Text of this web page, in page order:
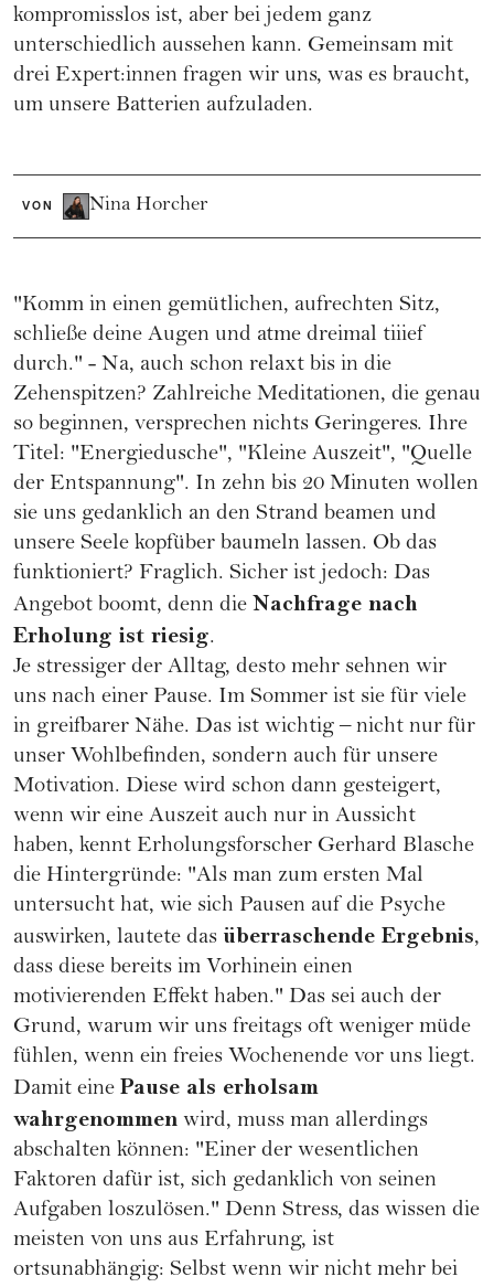
kompromisslos ist, aber bei jedem ganz
unterschiedlich aussehen kann. Gemeinsam mit
drei Expert:innen fragen wir uns, was es braucht,
um unsere Batterien aufzuladen.
VON Nina Horcher
"Komm in einen gemütlichen, aufrechten Sitz,
schließe deine Augen und atme dreimal tiiief
durch." - Na, auch schon relaxt bis in die
Zehenspitzen? Zahlreiche Meditationen, die genau
so beginnen, versprechen nichts Geringeres. Ihre
Titel: "Energiedusche", "Kleine Auszeit", "Quelle
der Entspannung". In zehn bis 20 Minuten wollen
sie uns gedanklich an den Strand beamen und
unsere Seele kopfüber baumeln lassen. Ob das
funktioniert? Fraglich. Sicher ist jedoch: Das
Angebot boomt, denn die Nachfrage nach
Erholung ist riesig.
Je stressiger der Alltag, desto mehr sehnen wir
uns nach einer Pause. Im Sommer ist sie für viele
in greifbarer Nähe. Das ist wichtig – nicht nur für
unser Wohlbefinden, sondern auch für unsere
Motivation. Diese wird schon dann gesteigert,
wenn wir eine Auszeit auch nur in Aussicht
haben, kennt Erholungsforscher Gerhard Blasche
die Hintergründe: "Als man zum ersten Mal
untersucht hat, wie sich Pausen auf die Psyche
auswirken, lautete das überraschende Ergebnis,
dass diese bereits im Vorhinein einen
motivierenden Effekt haben." Das sei auch der
Grund, warum wir uns freitags oft weniger müde
fühlen, wenn ein freies Wochenende vor uns liegt.
Damit eine Pause als erholsam
wahrgenommen wird, muss man allerdings
abschalten können: "Einer der wesentlichen
Faktoren dafür ist, sich gedanklich von seinen
Aufgaben loszulösen." Denn Stress, das wissen die
meisten von uns aus Erfahrung, ist
ortsunabhängig: Selbst wenn wir nicht mehr bei